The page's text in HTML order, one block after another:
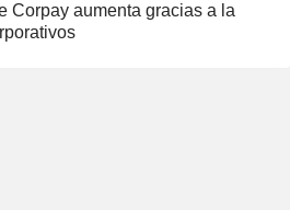
Corpay aumenta gracias a la